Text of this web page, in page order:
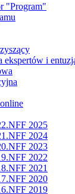
"Program"
ekspertów i
2025
2024
2023
2022
2021
2020
2019